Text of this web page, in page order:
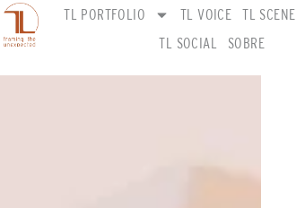
TL PORTFOLIO TL VOICE TL SCENE
TL SOCIAL
SOBRE